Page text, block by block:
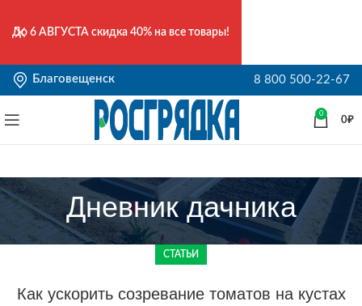
Благовещенск 8 800 500-22-67
0
0₽
Дневник дачника
СТАТЬИ
Как ускорить созревание томатов на кустах
До 6 АВГУСТА скидка 40% на все товары!